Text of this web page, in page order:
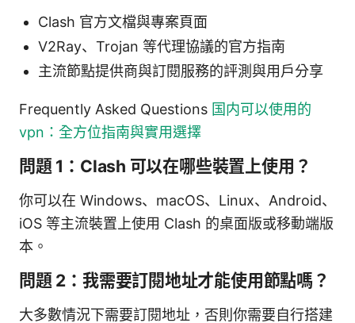
Clash 官方文檔與專案頁面
V2Ray、Trojan 等代理協議的官方指南
主流節點提供商與訂閱服務的評測與用戶分享
Frequently Asked Questions 国内可以使用的
vpn：全方位指南與實用選擇
問題 1：Clash 可以在哪些裝置上使用？
你可以在 Windows、macOS、Linux、Android、
iOS 等主流裝置上使用 Clash 的桌面版或移動端版
本。
問題 2：我需要訂閱地址才能使用節點嗎？
大多數情況下需要訂閱地址，否則你需要自行搭建